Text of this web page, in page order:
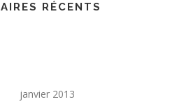
RÉCENTS
janvier 2013